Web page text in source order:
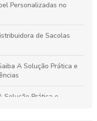
Personalizadas no
de Sacolas
A Solução Prática e
Solução Prática e